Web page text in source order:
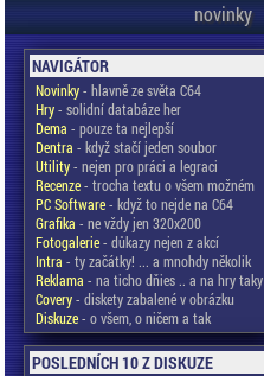
novinky
NAVIGÁTOR
Novinky- hlavně ze světa C64
Hry- solidní databáze her
Dema - pouze ta nejlepší
Dentra - když stačí jeden soubor
Utility- nejen pro práci a legraci
Recenze- trocha textu o všem možném
PC Software- když to nejde na C64
Grafika - ne vždy jen 320x200
Fotogalerie- důkazy nejen z akcí
Intra - ty začátky! ... a mnohdy několik
Reklama - na ticho dňies .. a na hry taky
Covery- diskety zabalené v obrázku
Diskuze- o všem, o ničem a tak
POSLEDNÍCH 10 Z DISKUZE